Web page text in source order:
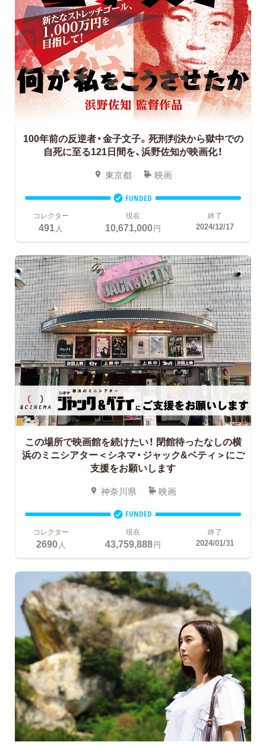
100年前の反逆者・金子文子。死刑判決から獄中での
自死に至る121日間を、浜野佐知が映画化！
東京都 映画
FUNDED
コレクター
491人
現在
10,671,000円
終了
2024/12/17
この場所で映画館を続けたい！ 閉館待ったなしの横
浜のミニシアター＜シネマ・ジャック&ベティ＞にご
支援をお願いします
神奈川県 映画
FUNDED
コレクター
2690 人
現在
43,759,888円
終了
2024/01/31